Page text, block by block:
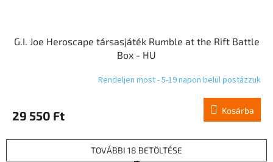
G.I. Joe Heroscape társasjáték Rumble at the Rift Battle
Box - HU
Rendeljen most - 5-19 napon belül postázzuk
29 550 Ft Kosárba
TOVÁBBI 18 BETÖLTÉSE